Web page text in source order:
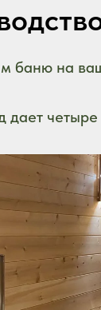
баню на
дает